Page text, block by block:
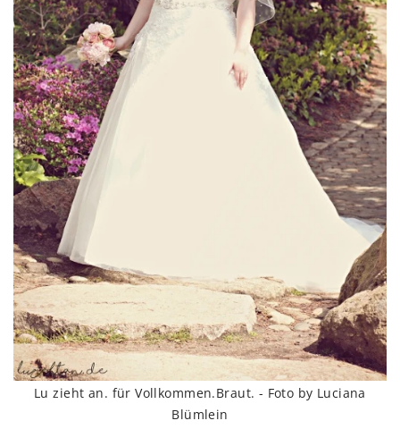
Lu zieht an. für Vollkommen.Braut. - Foto by Luciana
Blümlein